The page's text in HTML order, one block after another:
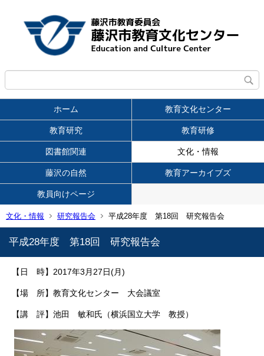
ホーム 教育文化センター
教育研究 教育研修
図書館関連 文化・情報
藤沢の自然 教育アーカイブズ
教員向けページ
文化・情報 研究報告会 平成28年度 第18回 研究報告会
平成28年度 第18回 研究報告会
【日 時】2017年3月27日(月)
【場 所】教育文化センター 大会議室
【講 評】池田 敏和氏（横浜国立大学 教授）